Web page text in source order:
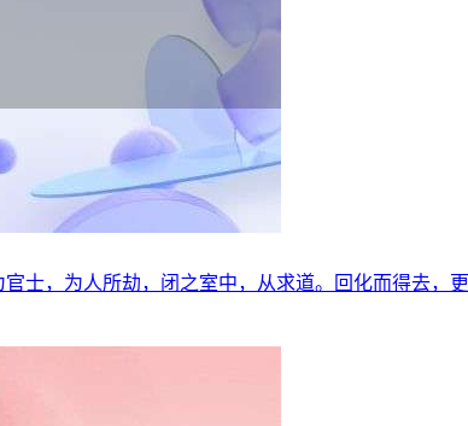
士，为人所劫，闭之室中，从求道。回化而得去，